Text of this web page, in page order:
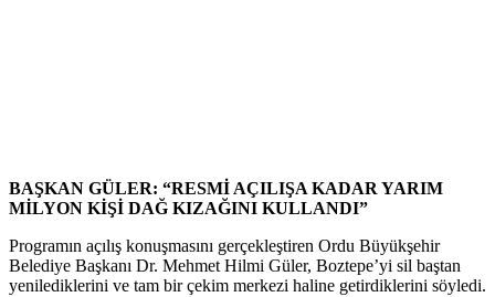
BAŞKAN GÜLER: “RESMİ AÇILIŞA KADAR YARIM
MİLYON KİŞİ DAĞ KIZAĞINI KULLANDI”
Programın açılış konuşmasını gerçekleştiren Ordu Büyükşehir
Belediye Başkanı Dr. Mehmet Hilmi Güler, Boztepe’yi sil baştan
yenilediklerini ve tam bir çekim merkezi haline getirdiklerini söyledi.